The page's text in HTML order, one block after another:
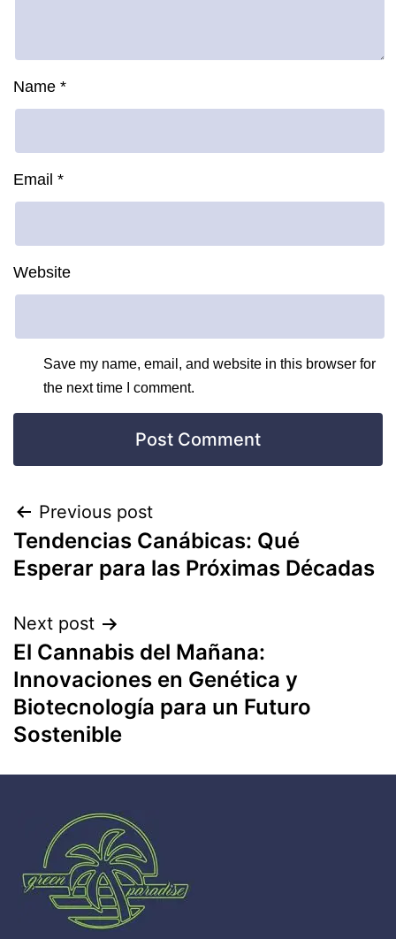
Name *
Email *
Website
Save my name, email, and website in this browser for
the next time I comment.
Previous post
Tendencias Canábicas: Qué
Esperar para las Próximas Décadas
Next post
El Cannabis del Mañana:
Innovaciones en Genética y
Biotecnología para un Futuro
Sostenible